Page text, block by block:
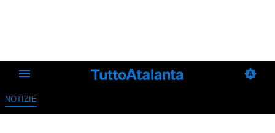
NOTIZIE